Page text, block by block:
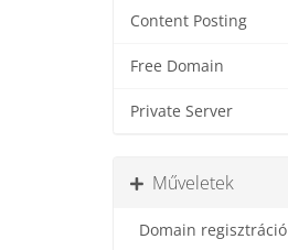
Content Posting
Free Domain
Private Server
Műveletek
Domain regisztráció